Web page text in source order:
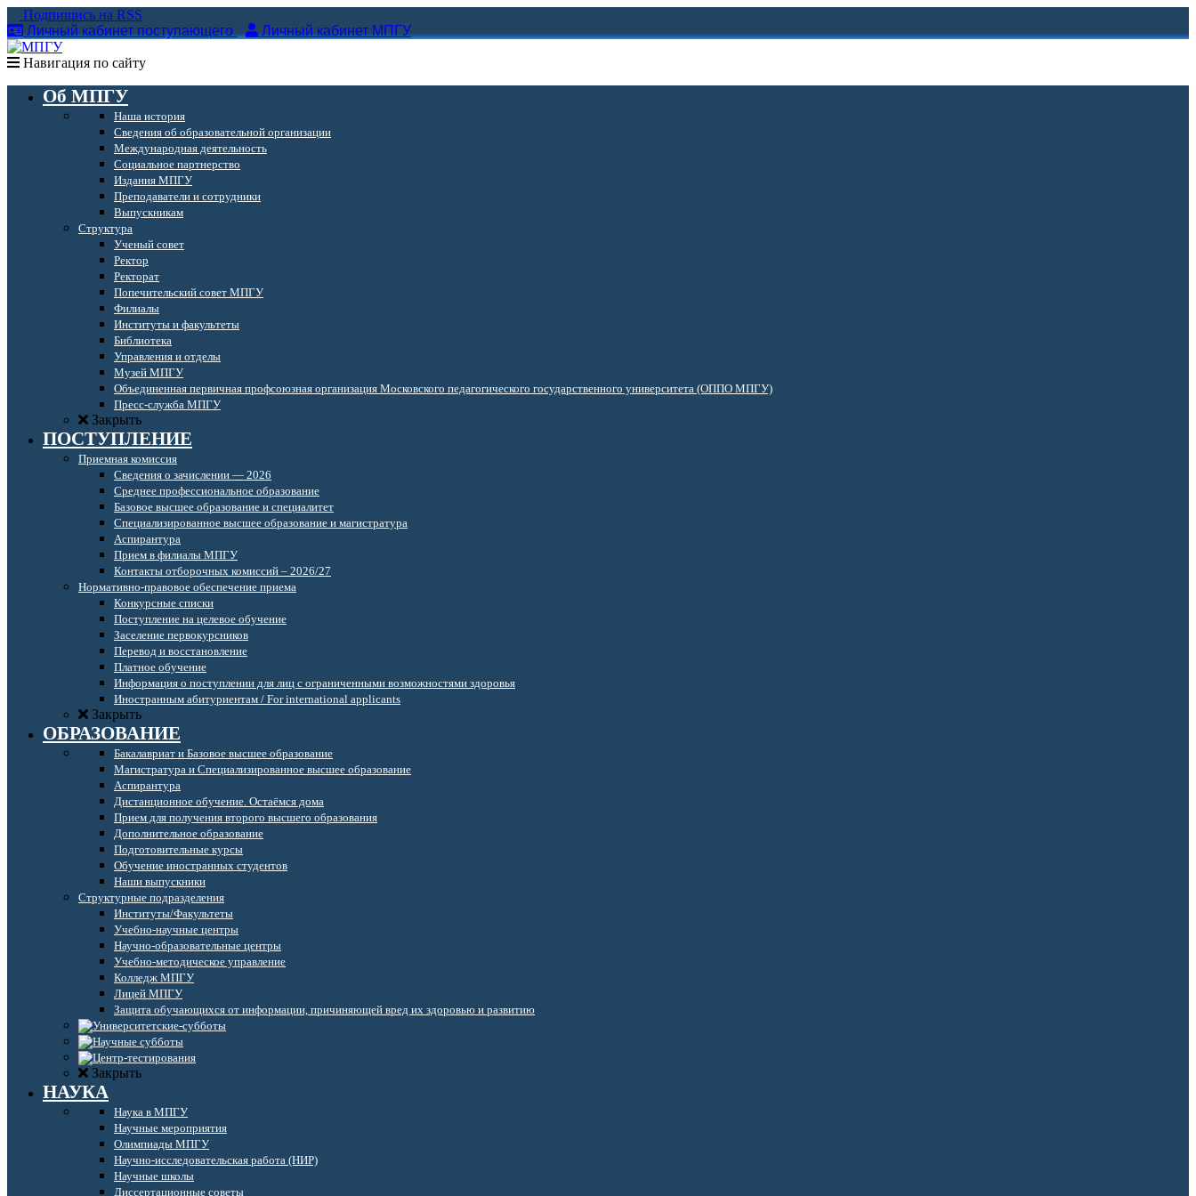
Подпишись на RSS
Личный кабинет поступающего
Личный кабинет МПГУ
Навигация по сайту
Об МПГУ
Наша история
Сведения об образовательной организации
Международная деятельность
Социальное партнерство
Издания МПГУ
Преподаватели и сотрудники
Выпускникам
Структура
Ученый совет
Ректор
Ректорат
Попечительский совет МПГУ
Филиалы
Институты и факультеты
Библиотека
Управления и отделы
Музей МПГУ
Объединенная первичная профсоюзная организация Московского педагогического государственного университета (ОППО МПГУ)
Пресс-служба МПГУ
Закрыть
ПОСТУПЛЕНИЕ
Приемная комиссия
Сведения о зачислении — 2026
Среднее профессиональное образование
Базовое высшее образование и специалитет
Специализированное высшее образование и магистратура
Аспирантура
Прием в филиалы МПГУ
Контакты отборочных комиссий – 2026/27
Нормативно-правовое обеспечение приема
Конкурсные списки
Поступление на целевое обучение
Заселение первокурсников
Перевод и восстановление
Платное обучение
Информация о поступлении для лиц с ограниченными возможностями здоровья
Иностранным абитуриентам / For international applicants
Закрыть
ОБРАЗОВАНИЕ
Бакалавриат и Базовое высшее образование
Магистратура и Специализированное высшее образование
Аспирантура
Дистанционное обучение. Остаёмся дома
Прием для получения второго высшего образования
Дополнительное образование
Подготовительные курсы
Обучение иностранных студентов
Наши выпускники
Структурные подразделения
Институты/Факультеты
Учебно-научные центры
Научно-образовательные центры
Учебно-методическое управление
Колледж МПГУ
Лицей МПГУ
Защита обучающихся от информации, причиняющей вред их здоровью и развитию
Закрыть
НАУКА
Наука в МПГУ
Научные мероприятия
Олимпиады МПГУ
Научно-исследовательская работа (НИР)
Научные школы
Диссертационные советы